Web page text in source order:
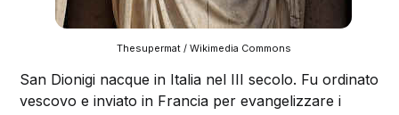
Thesupermat / Wikimedia Commons
San Dionigi nacque in Italia nel III secolo. Fu ordinato
vescovo e inviato in Francia per evangelizzare i